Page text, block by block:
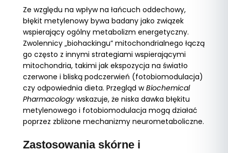
Ze względu na wpływ na łańcuch oddechowy,
błękit metylenowy bywa badany jako związek
wspierający ogólny metabolizm energetyczny.
Zwolennicy „biohackingu” mitochondrialnego łączą
go często z innymi strategiami wspierającymi
mitochondria, takimi jak ekspozycja na światło
czerwone i bliską podczerwień (fotobiomodulacja)
czy odpowiednia dieta. Przegląd wBiochemical
Pharmacologywskazuje, że niska dawka błękitu
metylenowego i fotobiomodulacja mogą działać
poprzez zbliżone mechanizmy neurometaboliczne.
Zastosowania skórne i